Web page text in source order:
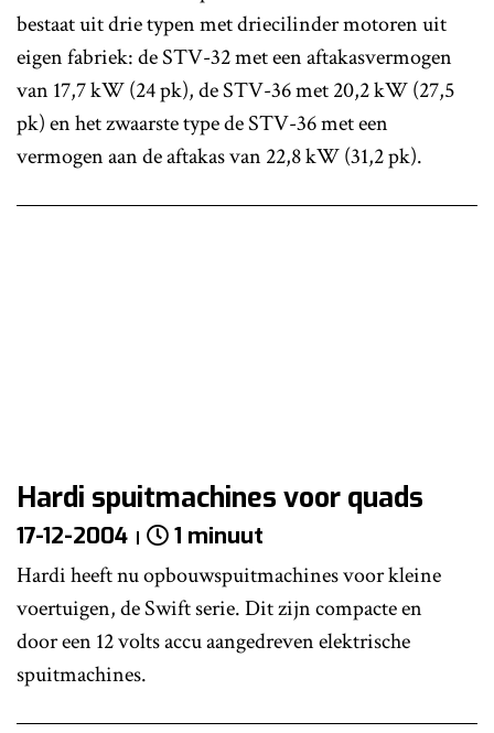
bestaat uit drie typen met driecilinder motoren uit
eigen fabriek: de STV-32 met een aftakasvermogen
van 17,7 kW (24 pk), de STV-36 met 20,2 kW (27,5
pk) en het zwaarste type de STV-36 met een
vermogen aan de aftakas van 22,8 kW (31,2 pk).
Hardi spuitmachines voor quads
17-12-2004 1 minuut
Hardi heeft nu opbouwspuitmachines voor kleine
voertuigen, de Swift serie. Dit zijn compacte en
door een 12 volts accu aangedreven elektrische
spuitmachines.